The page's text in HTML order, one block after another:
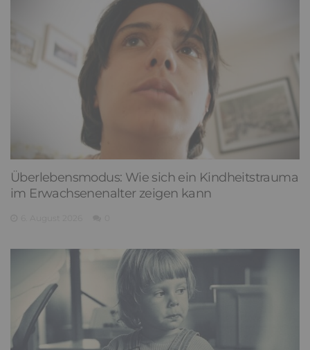
Überlebensmodus: Wie sich ein Kindheitstrauma
im Erwachsenenalter zeigen kann